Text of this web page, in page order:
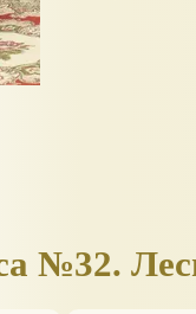
№32.